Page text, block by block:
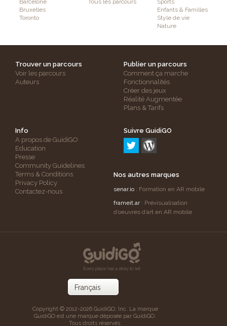
Barcelone
Bruxelles
Toronto
Tous les parcours
Sports
Enfants & Familles
Style de vie
Nature
Trouver un parcours
Voir les parcours
Auteurs
Publier un parcours
Comment ça marche
Fonctionnalités
Créer des jeux
Réalité Augmentée
Plans & Tarifs
Info
A propos de GuidiGO
Education
Presse
Community Guidelines
Terms & Conditions
Privacy Policy
Contactez-nous
Suivre GuidiGO
Nos autres marques
senar.io : Formation en AR mobile
frameit.ar: Prévisualisation
d’oeuvres d’art en AR mobile
Copyright © 2012-2026 GuidiGO, Inc. La marque
GuidiGO est une marque déposée par GuidiGO.
Tous droits réservés.